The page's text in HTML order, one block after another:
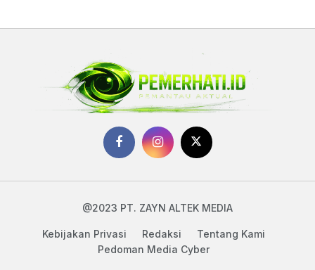
@2023 PT. ZAYN ALTEK MEDIA
Kebijakan Privasi Redaksi
Tentang Kami
Pedoman Media Cyber